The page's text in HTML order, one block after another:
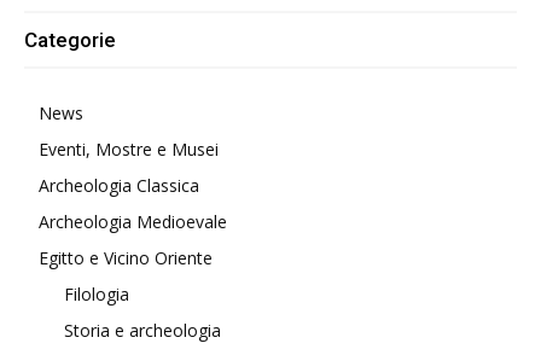
Categorie
News
Eventi, Mostre e Musei
Archeologia Classica
Archeologia Medioevale
Egitto e Vicino Oriente
Filologia
Storia e archeologia